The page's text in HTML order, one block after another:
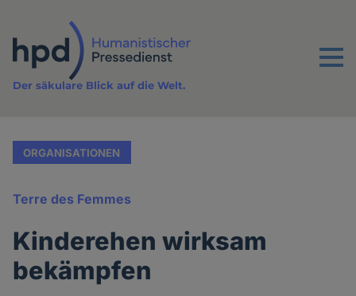
Inhalt
Menu
Der säkulare Blick auf die Welt.
ORGANISATIONEN
Terre des Femmes
Kinderehen wirksam
bekämpfen